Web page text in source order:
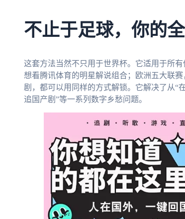
不止于足球，你的
这套方法当然不只用于世界杯。它适用于所
想看腾讯体育的明星解说组合；欧洲五大联
剧，都可以用同样的方式解锁。它解决了从“
追国产剧”等一系列数字乡愁问题。